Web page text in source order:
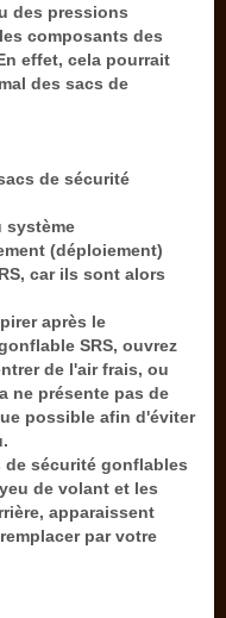
des pressions
composants des
effet, cela pourrait
des sacs de
de sécurité
système
(déploiement)
car ils sont alors
après le
SRS, ouvrez
de l'air frais, ou
ne présente pas de
possible afin d'éviter
de sécurité gonflables
de volant et les
apparaissent
par votre